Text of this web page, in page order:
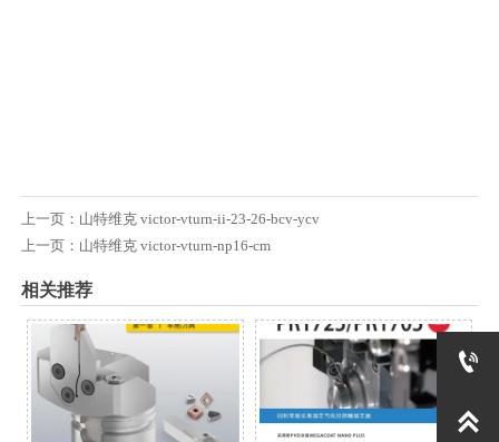
上一页： 山特维克 victor-vturn-ii-23-26-bcv-ycv
上一页： 山特维克 victor-vturn-np16-cm
相关推荐

